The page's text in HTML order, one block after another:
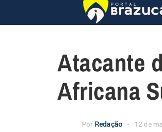
Atacante
Africana
Por Redação 12 de